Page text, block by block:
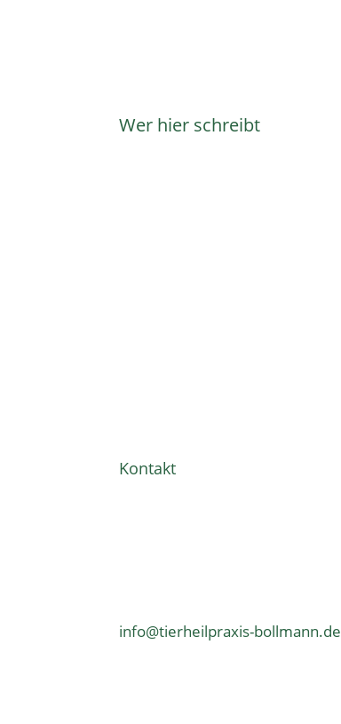
Wer hier schreibt
Kontakt
info@tierheilpraxis-bollmann.de